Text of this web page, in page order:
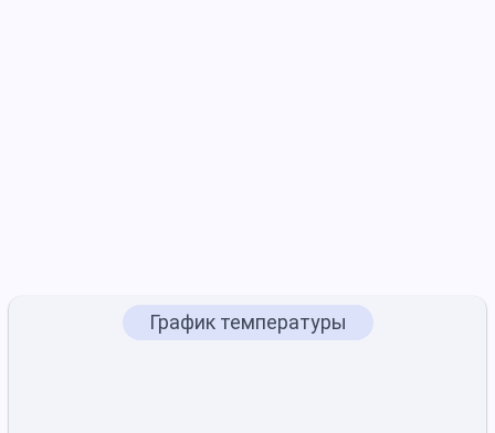
График температуры